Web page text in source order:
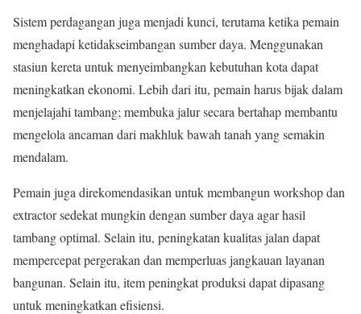
Sistem perdagangan juga menjadi kunci, terutama ketika pemain
menghadapi ketidakseimbangan sumber daya. Menggunakan
stasiun kereta untuk menyeimbangkan kebutuhan kota dapat
meningkatkan ekonomi. Lebih dari itu, pemain harus bijak dalam
menjelajahi tambang; membuka jalur secara bertahap membantu
mengelola ancaman dari makhluk bawah tanah yang semakin
mendalam.
Pemain juga direkomendasikan untuk membangun workshop dan
extractor sedekat mungkin dengan sumber daya agar hasil
tambang optimal. Selain itu, peningkatan kualitas jalan dapat
mempercepat pergerakan dan memperluas jangkauan layanan
bangunan. Selain itu, item peningkat produksi dapat dipasang
untuk meningkatkan efisiensi.